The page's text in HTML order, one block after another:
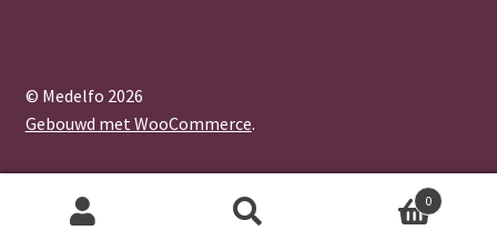
© Medelfo 2026
Gebouwd met WooCommerce.
0